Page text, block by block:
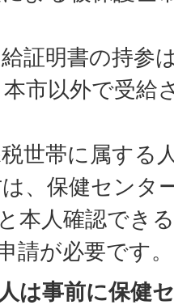
証明書の持参
本市以外で受給
世帯に属する
、保健センタ
本人確認でき
請が必要です。
は事前に保健